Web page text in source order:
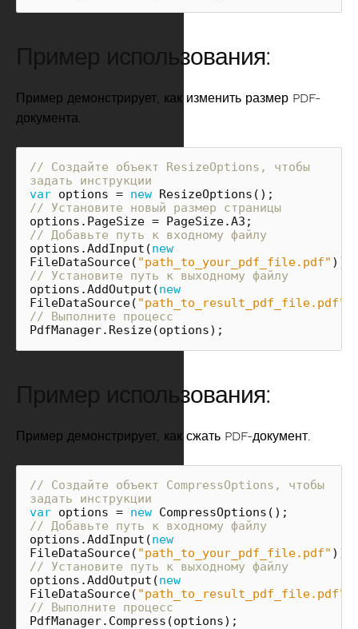
Пример использования:
Пример демонстрирует, как изменить размер PDF-
документа.
// Создайте объект ResizeOptions, чтобы
задать инструкции
var options = new ResizeOptions ();
// Установите новый размер страницы
options . PageSize = PageSize.A3 ;
// Добавьте путь к входному файлу
options .AddInput (new
FileDataSource( "path_to_your_pdf_file.pdf" ));
// Установите путь к выходному файлу
options .AddOutput (new
FileDataSource( "path_to_result_pdf_file.pdf"
// Выполните процесс
PdfManager. Resize(options);
Пример использования:
Пример демонстрирует, как сжать PDF-документ.
// Создайте объект CompressOptions, чтобы
задать инструкции
var options = new CompressOptions ();
// Добавьте путь к входному файлу
options .AddInput (new
FileDataSource( "path_to_your_pdf_file.pdf" ));
// Установите путь к выходному файлу
options .AddOutput (new
FileDataSource( "path_to_result_pdf_file.pdf"
// Выполните процесс
PdfManager. Compress (options);